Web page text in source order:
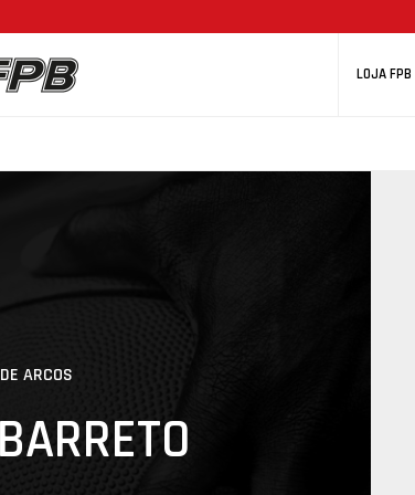
LOJA FPB
ARCOS